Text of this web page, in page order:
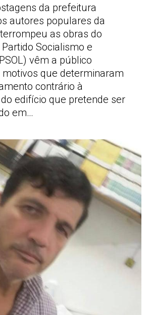
da prefeitura
autores populares da
as obras do
Socialismo e
vêm a público
que determinaram
contrário à
edifício que pretende ser
em…